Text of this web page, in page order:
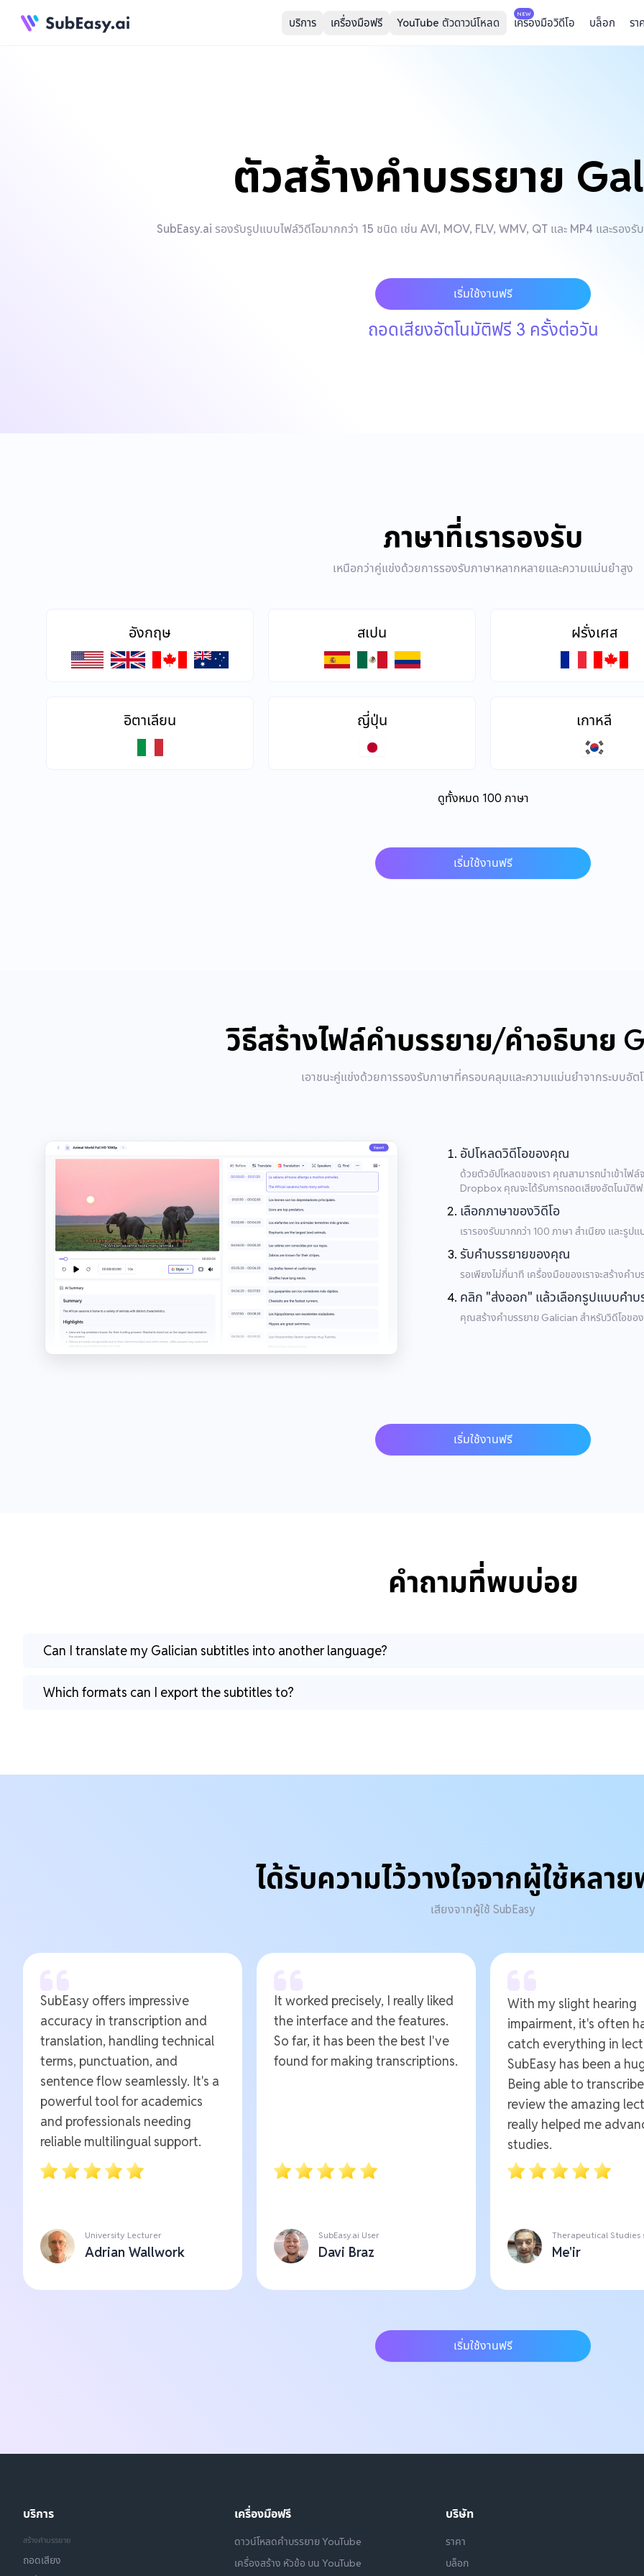
บริการ เครื่องมือฟรี YouTube ตัวดาวน์โหลด
NEW
เครื่องมือวิดีโอ บล็อก รา
ตัวสร้างคำบรรยาย
SubEasy.ai รองรับรูปแบบไฟล์วิดีโอมากกว่า 15 ชนิด เช่น AVI, MOV, FLV, WMV, QT และ MP4 และรอง
เริ่มใช้งานฟรี
ถอดเสียงอัตโนมัติฟรี 3 ครั้งต่อวัน
ภาษาที่เรารองรับ
เหนือกว่าคู่แข่งด้วยการรองรับภาษาหลากหลายและความแม่นยำสูง
อังกฤษ สเปน ฝรั่งเศส
อิตาเลียน ญี่ปุ่น เกาหลี
ดูทั้งหมด 100 ภาษา
เริ่มใช้งานฟรี
วิธีสร้างไฟล์คำบรรยาย/คำอธิบาย
เอาชนะคู่แข่งด้วยการรองรับภาษาที่ครอบคลุมและความแม่นยำจากระบบอัต
อัปโหลดวิดีโอของคุณ
ด้วยตัวอัปโหลดของเรา คุณสามารถนำเข้าไฟ
Dropbox คุณจะได้รับการถอดเสียงอัตโนมัติ
เลือกภาษาของวิดีโอ
เรารองรับมากกว่า 100 ภาษา สำเนียง และรูป
รับคำบรรยายของคุณ
รอเพียงไม่กี่นาที เครื่องมือของเราจะสร้างค
คลิก "ส่งออก" แล้วเลือกรูปแบบคำ
คุณสร้างคำบรรยาย Galician สำหรับวิดีโอขอ
เริ่มใช้งานฟรี
คำถามที่พบบ่อย
Can I translate my Galician subtitles into another language?
Which formats can I export the subtitles to?
ได้รับความไว้วางใจจากผู้ใช้หลา
เสียงจากผู้ใช้ SubEasy
SubEasy offers impressive
accuracy in transcription and
translation, handling technical
terms, punctuation, and
sentence flow seamlessly. It's a
powerful tool for academics
and professionals needing
reliable multilingual support.
University Lecturer
Adrian Wallwork
It worked precisely, I really liked
the interface and the features.
So far, it has been the best I've
found for making transcriptions.
SubEasy.ai User
Davi Braz
With my slight hearing
impairment, it's often
catch everything in
SubEasy has been a
Being able to
review the amazing
really helped me
studies.
Therapeutical Studies
Me'ir
เริ่มใช้งานฟรี
บริการ
สร้างคำบรรยาย
ถอดเสียง
เครื่องมือฟรี
ดาวน์โหลดคำบรรยาย YouTube
เครื่องสร้าง หัวข้อ บน YouTube
บริษัท
ราคา
บล็อก